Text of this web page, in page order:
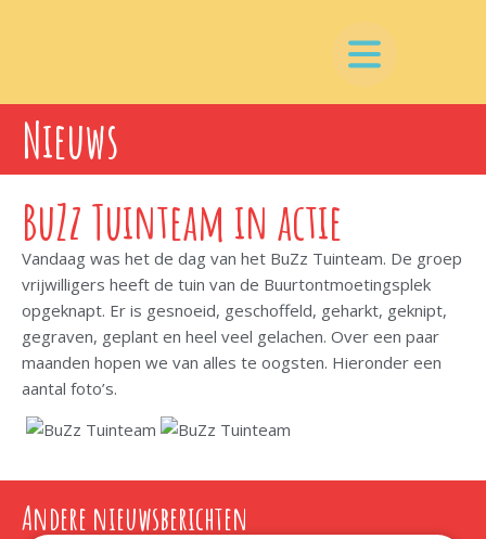
Nieuws
BuZz Tuinteam in actie
Vandaag was het de dag van het BuZz Tuinteam. De groep
vrijwilligers heeft de tuin van de Buurtontmoetingsplek
opgeknapt. Er is gesnoeid, geschoffeld, geharkt, geknipt,
gegraven, geplant en heel veel gelachen. Over een paar
maanden hopen we van alles te oogsten. Hieronder een
aantal foto’s.
Andere nieuwsberichten